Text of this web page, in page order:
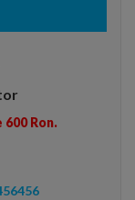
Ron.